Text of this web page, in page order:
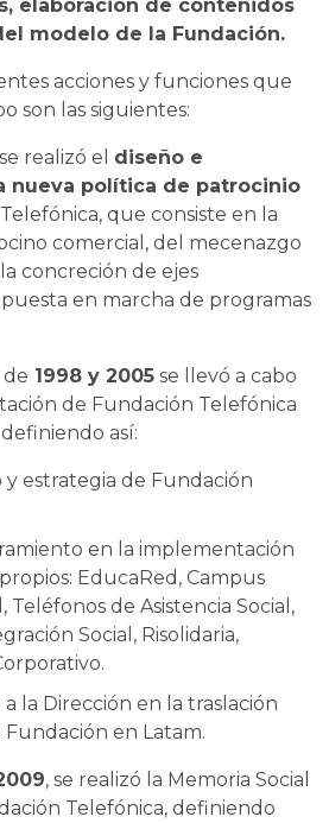
elaboración de contenidos
modelo de la Fundación.
acciones y funciones que
son las siguientes:
se realizó el diseño e
nueva política de patrocinio
que consiste en la
comercial, del mecenazgo
concreción de ejes
en marcha de programas
1998 y 2005 se llevó a cabo
de Fundación Telefónica
así:
y estrategia de Fundación
en la implementación
EducaRed, Campus
Teléfonos de Asistencia Social,
Social, Risolidaria,
la Dirección en la traslación
en Latam.
, se realizó la Memoria Social
Telefónica, definiendo